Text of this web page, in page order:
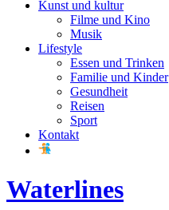
Kunst und kultur
Filme und Kino
Musik
Lifestyle
Essen und Trinken
Familie und Kinder
Gesundheit
Reisen
Sport
Kontakt
Waterlines